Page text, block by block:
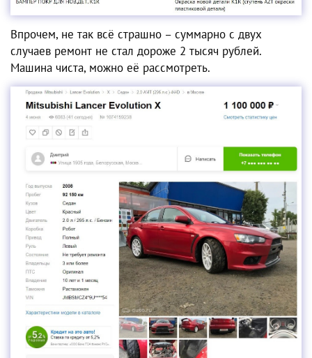
Впрочем, не так всё страшно – суммарно с двух
случаев ремонт не стал дороже 2 тысяч рублей.
Машина чиста, можно её рассмотреть.